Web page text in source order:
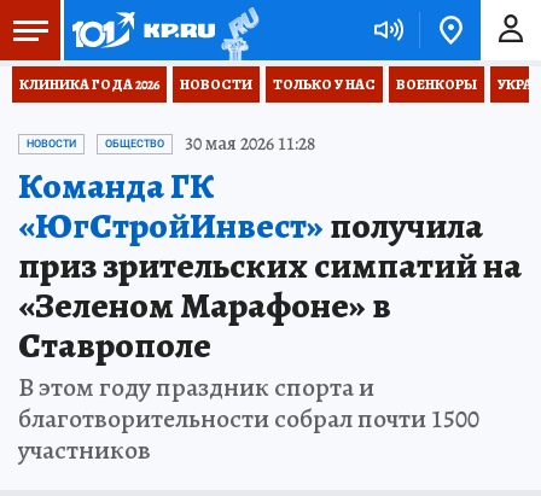
КЛИНИКА ГОДА 2026 НОВОСТИ ТОЛЬКО У НАС ВОЕНКОРЫ
НОВОСТИ ОБЩЕСТВО 30 мая 2026 11:28
Команда ГК
«ЮгСтройИнвест»получила
приз зрительских симпатий на
«Зеленом Марафоне» в
Ставрополе
В этом году праздник спорта и
благотворительности собрал почти 1500
участников